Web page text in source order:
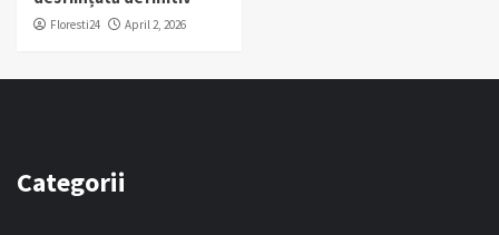
Floresti24 April 2, 2026
Categorii